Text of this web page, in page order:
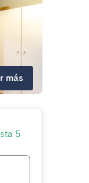
más
5